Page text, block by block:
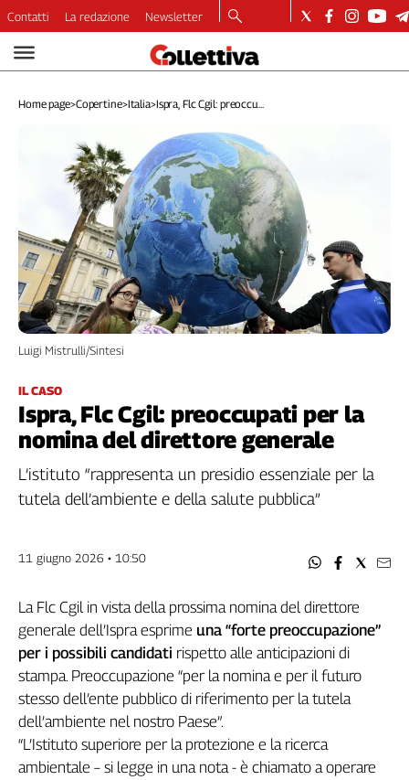
Video
Dirette
Ambiente
Diritti
Welfare
Italia
Internazionale
Culture
Categorie
Filcams
Filctem
Fillea
Filt
Flai
Fp
Nidil
Slc
Spi
Inca
Caaf
Speciali
Contatti La redazione Newsletter
Home page>Copertine>Italia>Ispra, Flc Cgil: preoccu...
IL CASO
Ispra, Flc Cgil: preoccupati per la
nomina del direttore generale
Luigi Mistrulli/Sintesi
L’istituto “rappresenta un presidio essenziale per la
tutela dell’ambiente e della salute pubblica”
11 giugno 2026 • 10:50
La Flc Cgil in vista della prossima nomina del direttore
generale dell’Ispra esprime una “forte preoccupazione”
per i possibili candidati rispetto alle anticipazioni di
stampa. Preoccupazione “per la nomina e per il futuro
stesso dell’ente pubblico di riferimento per la tutela
dell’ambiente nel nostro Paese”.
“L’Istituto superiore per la protezione e la ricerca
ambientale – si legge in una nota - è chiamato a operare